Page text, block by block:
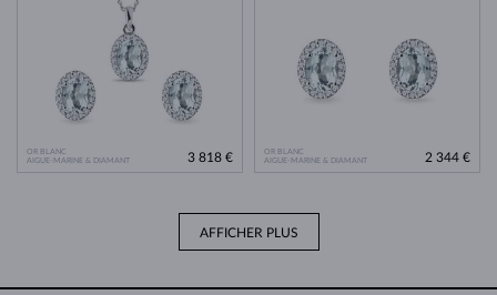
OR BLANC
AIGUE-MARINE & DIAMANT
3 818 €
OR BLANC
AIGUE-MARINE & DIAMANT
2 344 €
AFFICHER PLUS